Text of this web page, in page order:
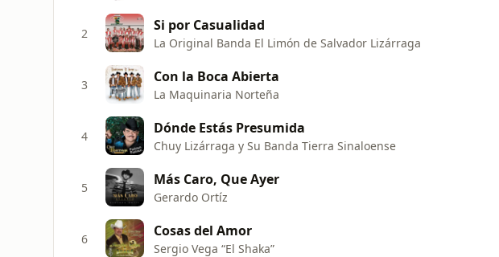
2 Si por Casualidad
La Original Banda El Limón de Salvador Lizárraga
3 Con la Boca Abierta
La Maquinaria Norteña
4 Dónde Estás Presumida
Chuy Lizárraga y Su Banda Tierra Sinaloense
5 Más Caro, Que Ayer
Gerardo Ortíz
6 Cosas del Amor
Sergio Vega “El Shaka”